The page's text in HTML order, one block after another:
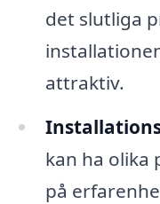
det slutliga
attraktiv.
kan ha olika
på